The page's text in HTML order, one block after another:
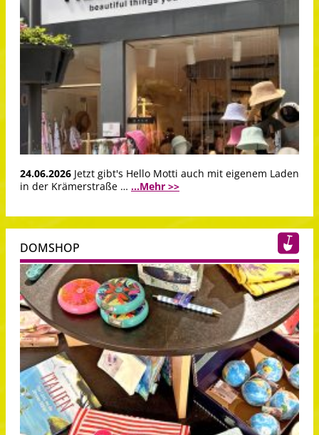
24.06.2026 Jetzt gibt's Hello Motti auch mit eigenem Laden
in der Krämerstraße … ...Mehr >>
DOMSHOP